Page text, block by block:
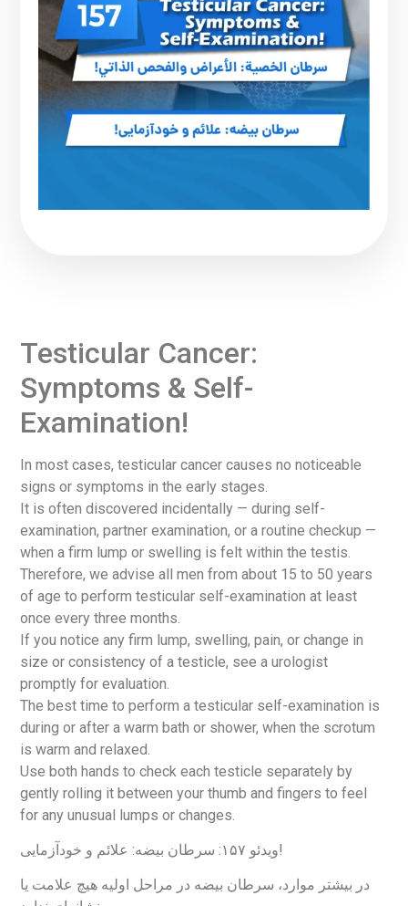
Testicular Cancer:
Symptoms & Self-
Examination!
In most cases, testicular cancer causes no noticeable
signs or symptoms in the early stages.
It is often discovered incidentally — during self-
examination, partner examination, or a routine checkup —
when a firm lump or swelling is felt within the testis.
Therefore, we advise all men from about 15 to 50 years
of age to perform testicular self-examination at least
once every three months.
If you notice any firm lump, swelling, pain, or change in
size or consistency of a testicle, see a urologist
promptly for evaluation.
The best time to perform a testicular self-examination is
during or after a warm bath or shower, when the scrotum
is warm and relaxed.
Use both hands to check each testicle separately by
gently rolling it between your thumb and fingers to feel
for any unusual lumps or changes.
ویدئو ۱۵۷: سرطان بیضه: علائم و خودآزمایی!
در بیشتر موارد، سرطان بیضه در مراحل اولیه هیچ علامت یا